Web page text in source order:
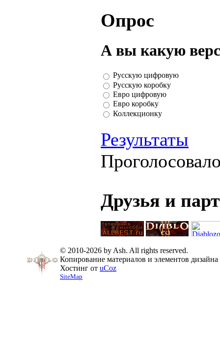
Опрос
А вы какую
Русскую цифровую
Русскую коробку
Евро цифровую
Евро коробку
Коллекционку
Результаты
Друзья и
© 2010-2026 by Ash. All rights reserved.
Копирование материалов и элементов
Хостинг от uCoz
SiteMap